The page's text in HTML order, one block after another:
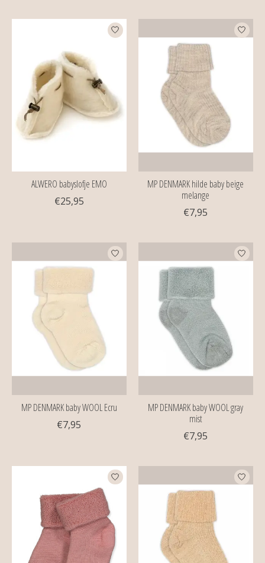
ALWERO babyslofje EMO
€25,95
MP DENMARK hilde baby beige
melange
€7,95
MP DENMARK baby WOOL Ecru
€7,95
MP DENMARK baby WOOL gray
mist
€7,95